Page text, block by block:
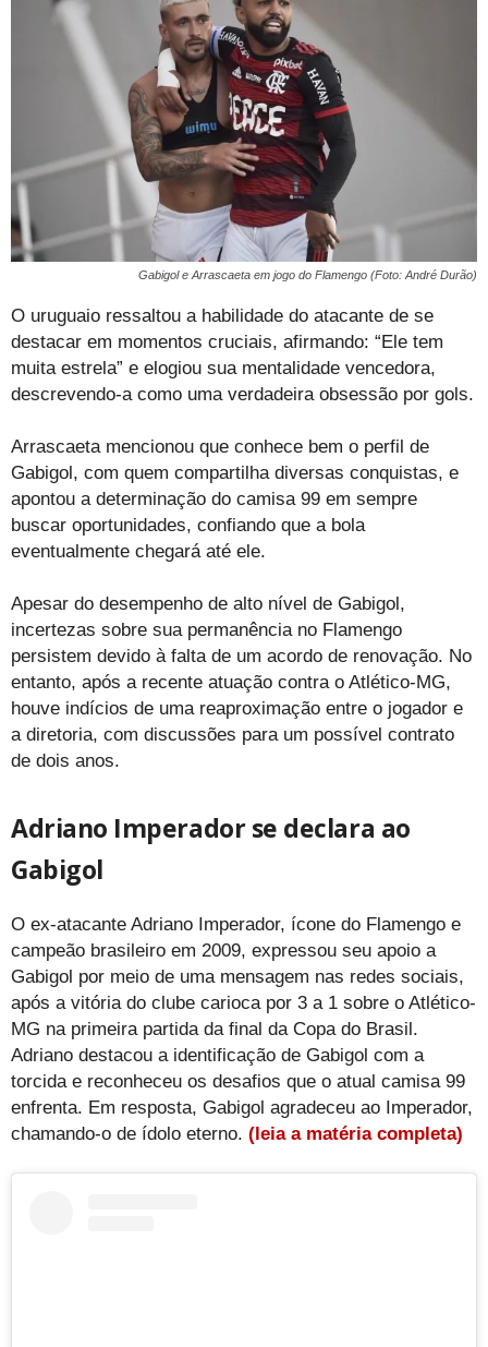
Gabigol e Arrascaeta em jogo do Flamengo (Foto: André Durão)
O uruguaio ressaltou a habilidade do atacante de se
destacar em momentos cruciais, afirmando: “Ele tem
muita estrela” e elogiou sua mentalidade vencedora,
descrevendo-a como uma verdadeira obsessão por gols.
Arrascaeta mencionou que conhece bem o perfil de
Gabigol, com quem compartilha diversas conquistas, e
apontou a determinação do camisa 99 em sempre
buscar oportunidades, confiando que a bola
eventualmente chegará até ele.
Apesar do desempenho de alto nível de Gabigol,
incertezas sobre sua permanência no Flamengo
persistem devido à falta de um acordo de renovação. No
entanto, após a recente atuação contra o Atlético-MG,
houve indícios de uma reaproximação entre o jogador e
a diretoria, com discussões para um possível contrato
de dois anos.
Adriano Imperador se declara ao
Gabigol
O ex-atacante Adriano Imperador, ícone do Flamengo e
campeão brasileiro em 2009, expressou seu apoio a
Gabigol por meio de uma mensagem nas redes sociais,
após a vitória do clube carioca por 3 a 1 sobre o Atlético-
MG na primeira partida da final da Copa do Brasil.
Adriano destacou a identificação de Gabigol com a
torcida e reconheceu os desafios que o atual camisa 99
enfrenta. Em resposta, Gabigol agradeceu ao Imperador,
chamando-o de ídolo eterno. (leia a matéria completa)